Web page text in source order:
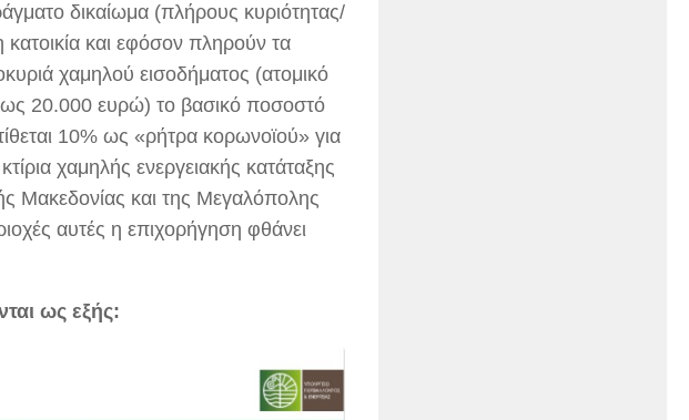
δικαίωμα (πλήρους κυριότητας/
κατοικία και εφόσον πληρούν τα
χαμηλού εισοδήματος (ατομικό
20.000 ευρώ) το βασικό ποσοστό
10% ως «ρήτρα κορωνοϊού» για
χαμηλής ενεργειακής κατάταξης
Μακεδονίας και της Μεγαλόπολης
αυτές η επιχορήγηση φθάνει
ως εξής: